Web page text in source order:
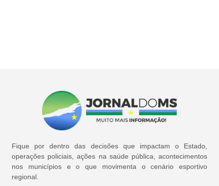
Fique por dentro das decisões que impactam o Estado,
operações policiais, ações na saúde pública, acontecimentos
nos municípios e o que movimenta o cenário esportivo
regional.